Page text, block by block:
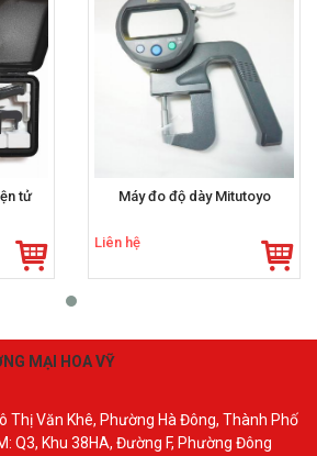
tử
Máy đo độ dày Mitutoyo
Liên hệ
MẠI HOA VỸ
Thị Văn Khê, Phường Hà Đông, Thành Phố
Q3, Khu 38HA, Đường F, Phường Đông